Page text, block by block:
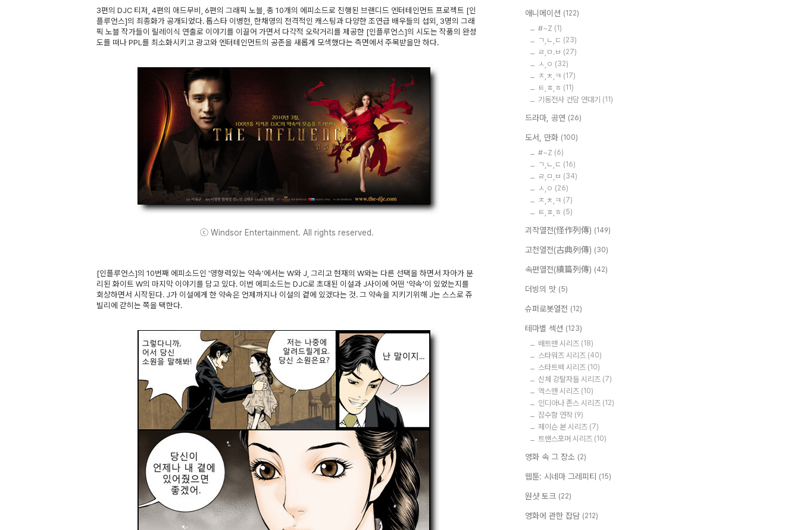
3편의 DJC 티저, 4편의 애드무비, 6편의 그래픽 노블, 총 10개의 에피소드로 진행된 브랜디드 엔터테인먼트 프로젝트 [인
플루언스]의 최종화가 공개되었다. 톱스타 이병헌, 한채영의 전격적인 캐스팅과 다양한 조연급 배우들의 섭외, 3명의 그래
픽 노블 작가들이 릴레이식 연출로 이야기를 이끌어 가면서 다각적 오락거리를 제공한 [인플루언스]의 시도는 작품의 완성
도를 떠나 PPL를 최소화시키고 광고와 엔터테인먼트의 공존을 새롭게 모색했다는 측면에서 주목받을만 하다.
ⓒ Windsor Entertainment. All rights reserved.
[인플루언스]의 10번째 에피소드인 '영향력있는 약속'에서는 W와 J, 그리고 현재의 W와는 다른 선택을 하면서 자아가 분
리된 화이트 W의 마지막 이야기를 담고 있다. 이번 에피소드는 DJC로 초대된 이설과 J사이에 어떤 '약속'이 있었는지를
회상하면서 시작된다. J가 이설에게 한 약속은 언제까지나 이설의 곁에 있겠다는 것. 그 약속을 지키기위해 J는 스스로 쥬
빌리에 갇히는 쪽을 택한다.
애니메이션 (122)
#~Z (1)
ㄱ,ㄴ,ㄷ (23)
ㄹ,ㅁ.ㅂ (27)
ㅅ,ㅇ (32)
ㅈ,ㅊ,ㅋ (17)
ㅌ,ㅍ,ㅎ (11)
기동전사 건담 연대기 (11)
드라마, 공연 (26)
도서, 만화 (100)
#~Z (6)
ㄱ,ㄴ,ㄷ (16)
ㄹ,ㅁ,ㅂ (34)
ㅅ,ㅇ (26)
ㅈ,ㅊ,ㅋ (7)
ㅌ,ㅍ,ㅎ (5)
괴작열전(怪作列傳) (149)
고전열전(古典列傳) (30)
속편열전(續篇列傳) (42)
더빙의 맛 (5)
슈퍼로봇열전 (12)
테마별 섹션 (123)
배트맨 시리즈 (18)
스타워즈 시리즈 (40)
스타트렉 시리즈 (10)
신체 강탈자들 시리즈 (7)
엑스맨 시리즈 (10)
인디아나 존스 시리즈 (12)
잠수함 연작 (9)
제이슨 본 시리즈 (7)
트랜스포머 시리즈 (10)
영화 속 그 장소 (2)
웹툰: 시네마 그레피티 (15)
원샷 토크 (22)
영화에 관한 잡담 (212)